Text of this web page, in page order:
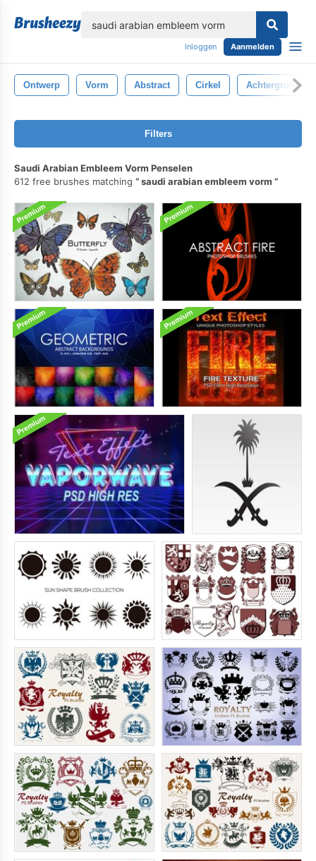
Inloggen Aanmelden
Ontwerp Vorm Abstract Cirkel Achtergrond
Filters
Saudi Arabian Embleem Vorm Penselen
612 free brushes matching
saudi arabian embleem vorm